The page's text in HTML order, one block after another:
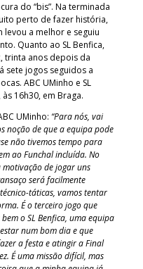
do “bis”. Na terminada
perto de fazer história,
levou a melhor e seguiu
Quanto ao SL Benfica,
trinta anos depois da
sete jogos seguidos a
ABC UMinho e SL
16h30, em Braga.
UMinho: “Para nós, vai
noção de que a equipa pode
não tivemos tempo para
ao Funchal incluída. No
motivação de jogar uns
será facilmente
táticas, vamos tentar
É o terceiro jogo que
o SL Benfica, uma equipa
num bom dia e que
a festa e atingir a Final
É uma missão difícil, mas